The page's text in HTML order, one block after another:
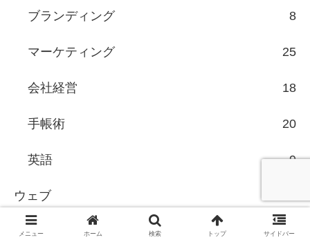
ブランディング 8
マーケティング 25
会社経営 18
手帳術 20
英語 9
ウェブ
SEO 60
メニュー ホーム 検索 トップ サイドバー